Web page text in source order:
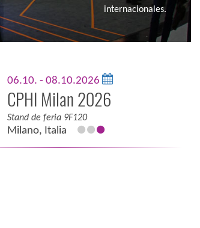
internacionales.
06.10. - 08.10.2026
CPHI Milan 2026
Stand de feria 9F120
Milano, Italia